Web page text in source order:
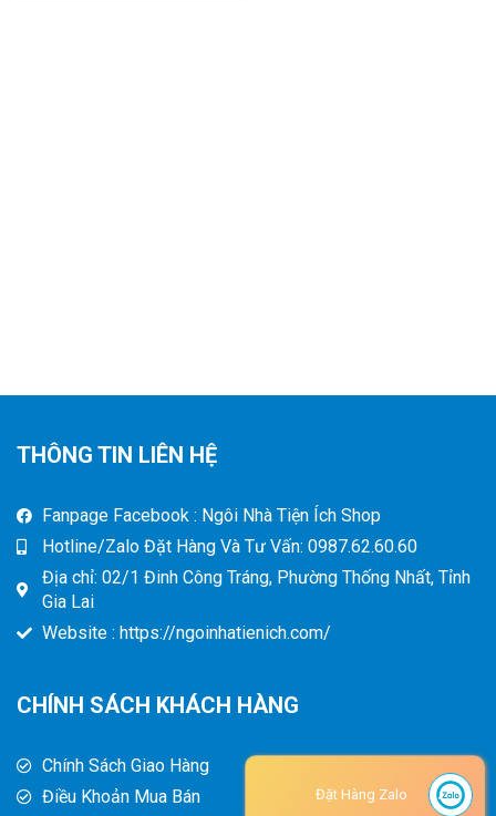
THÔNG TIN LIÊN HỆ
Fanpage Facebook : Ngôi Nhà Tiện Ích Shop
Hotline/Zalo Đặt Hàng Và Tư Vấn: 0987.62.60.60
Địa chỉ: 02/1 Đinh Công Tráng, Phường Thống Nhất, Tỉnh
Gia Lai
Website : https://ngoinhatienich.com/
CHÍNH SÁCH KHÁCH HÀNG
Chính Sách Giao Hàng
Điều Khoản Mua Bán
Đặt Hàng Zalo